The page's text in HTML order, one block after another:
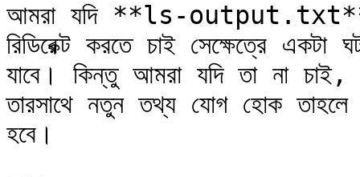
আমরা যদি **ls-output.txt**
রিডিরেক্ট করতে চাই সেক্ষেত্রে
যাবে। কিন্তু আমরা যদি তা না
তারসাথে নতুন তথ্য যোগ হোক
হবে।